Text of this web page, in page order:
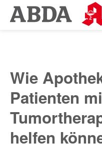
Springe
direkt
zur
Meta-
Navigation
Inhalt
Wie
Patienten
helfen